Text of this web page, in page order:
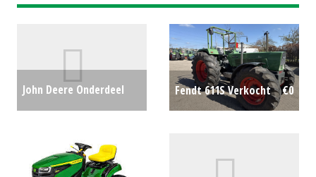
John Deere Onderdeel
T-serie (SB) #24935€1400
Fendt 611S Verkocht €0